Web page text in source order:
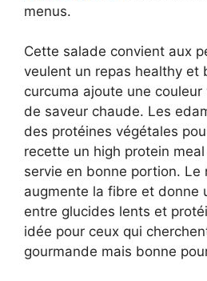
menus.
Cette salade convient aux
veulent un repas healthy et
curcuma ajoute une
de saveur chaude. Les
des protéines végétales
recette un high protein
servie en bonne portion. Le
augmente la fibre et donne
entre glucides lents et
idée pour ceux qui
gourmande mais bonne